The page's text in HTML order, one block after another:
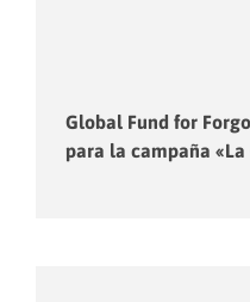
Global Fund for
para la campaña «La